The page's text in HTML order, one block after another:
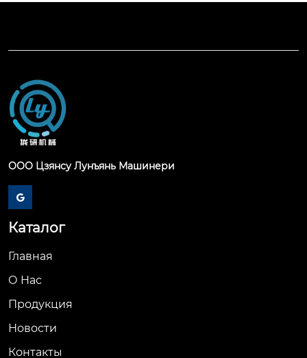
ООО Цзянсу Лунъянь Машинери

Каталог
Главная
О Hас
Продукция
Новости
Контакты